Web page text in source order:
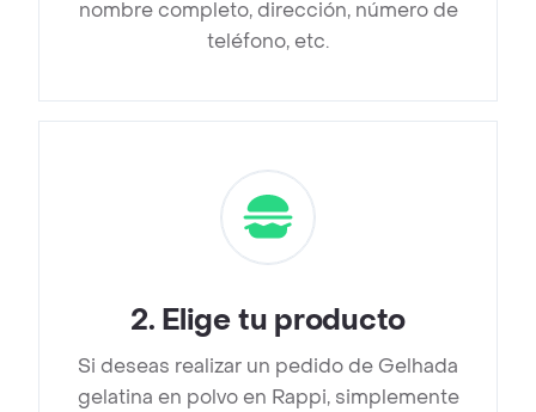
nombre completo, dirección, número de
teléfono, etc.
2. Elige tu producto
Si deseas realizar un pedido de Gelhada
gelatina en polvo en Rappi, simplemente